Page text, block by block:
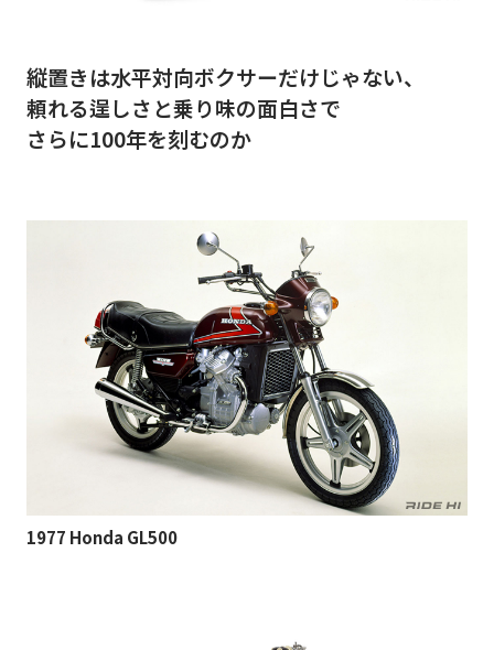
縦置きは水平対向ボクサーだけじゃない、
頼れる逞しさと乗り味の面白さで
さらに100年を刻むのか
1977 Honda GL500